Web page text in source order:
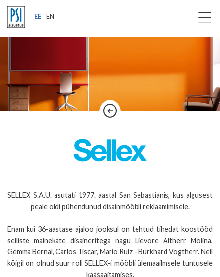
EE EN
SELLEX S.A.U. asutati 1977. aastal San Sebastianis, kus algusest
peale oldi pühendunud disainmööbli reklaamimisele.
Enam kui 36-aastase ajaloo jooksul on tehtud tihedat koostööd
selliste mainekate disaineritega nagu Lievore Altherr Molina,
Gemma Bernal, Carlos Tíscar, Mario Ruiz - Burkhard Vogtherr. Neil
kõigil on olnud suur roll SELLEX-i mööbli ülemaailmsele tuntusele
kaasaaitamises.